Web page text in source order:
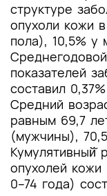
структуре
опухоли кожи
пола), 10,5% у
показателей
составил
Средний
равным 69,7
(мужчины),
Кумулятивный̆
опухолей кожи
0–74 года)